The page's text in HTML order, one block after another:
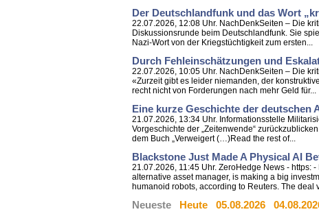
Der Deutschlandfunk und das Wort
22.07.2026, 12:08 Uhr. NachDenkSeiten – Die
Diskussionsrunde beim Deutschlandfunk. Sie
Nazi-Wort von der Kriegstüchtigkeit zum ersten...
Durch Fehleinschätzungen und
22.07.2026, 10:05 Uhr. NachDenkSeiten – Die
«Zurzeit gibt es leider niemanden, der
recht nicht von Forderungen nach mehr Geld für...
Eine kurze Geschichte der deutschen
21.07.2026, 13:34 Uhr. Informationsstelle
Vorgeschichte der „Zeitenwende“
dem Buch „Verweigert (…)Read the rest of...
Blackstone Just Made A Physical AI
21.07.2026, 11:45 Uhr. ZeroHedge News - https:
alternative asset manager, is making a big
humanoid robots, according to Reuters. The deal
Neueste Heute 05.08.2026